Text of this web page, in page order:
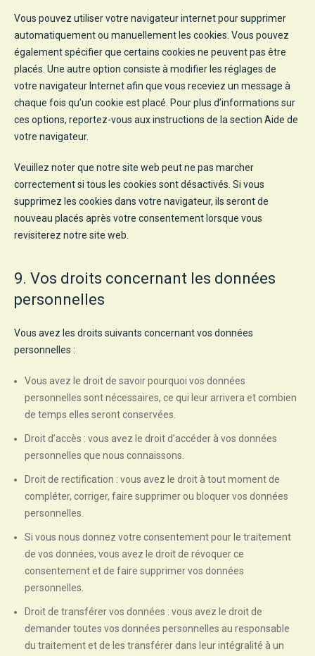
Vous pouvez utiliser votre navigateur internet pour supprimer
automatiquement ou manuellement les cookies. Vous pouvez
également spécifier que certains cookies ne peuvent pas être
placés. Une autre option consiste à modifier les réglages de
votre navigateur Internet afin que vous receviez un message à
chaque fois qu’un cookie est placé. Pour plus d’informations sur
ces options, reportez-vous aux instructions de la section Aide de
votre navigateur.
Veuillez noter que notre site web peut ne pas marcher
correctement si tous les cookies sont désactivés. Si vous
supprimez les cookies dans votre navigateur, ils seront de
nouveau placés après votre consentement lorsque vous
revisiterez notre site web.
9. Vos droits concernant les données
personnelles
Vous avez les droits suivants concernant vos données
personnelles :
Vous avez le droit de savoir pourquoi vos données
personnelles sont nécessaires, ce qui leur arrivera et combien
de temps elles seront conservées.
Droit d’accès : vous avez le droit d’accéder à vos données
personnelles que nous connaissons.
Droit de rectification : vous avez le droit à tout moment de
compléter, corriger, faire supprimer ou bloquer vos données
personnelles.
Si vous nous donnez votre consentement pour le traitement
de vos données, vous avez le droit de révoquer ce
consentement et de faire supprimer vos données
personnelles.
Droit de transférer vos données : vous avez le droit de
demander toutes vos données personnelles au responsable
du traitement et de les transférer dans leur intégralité à un